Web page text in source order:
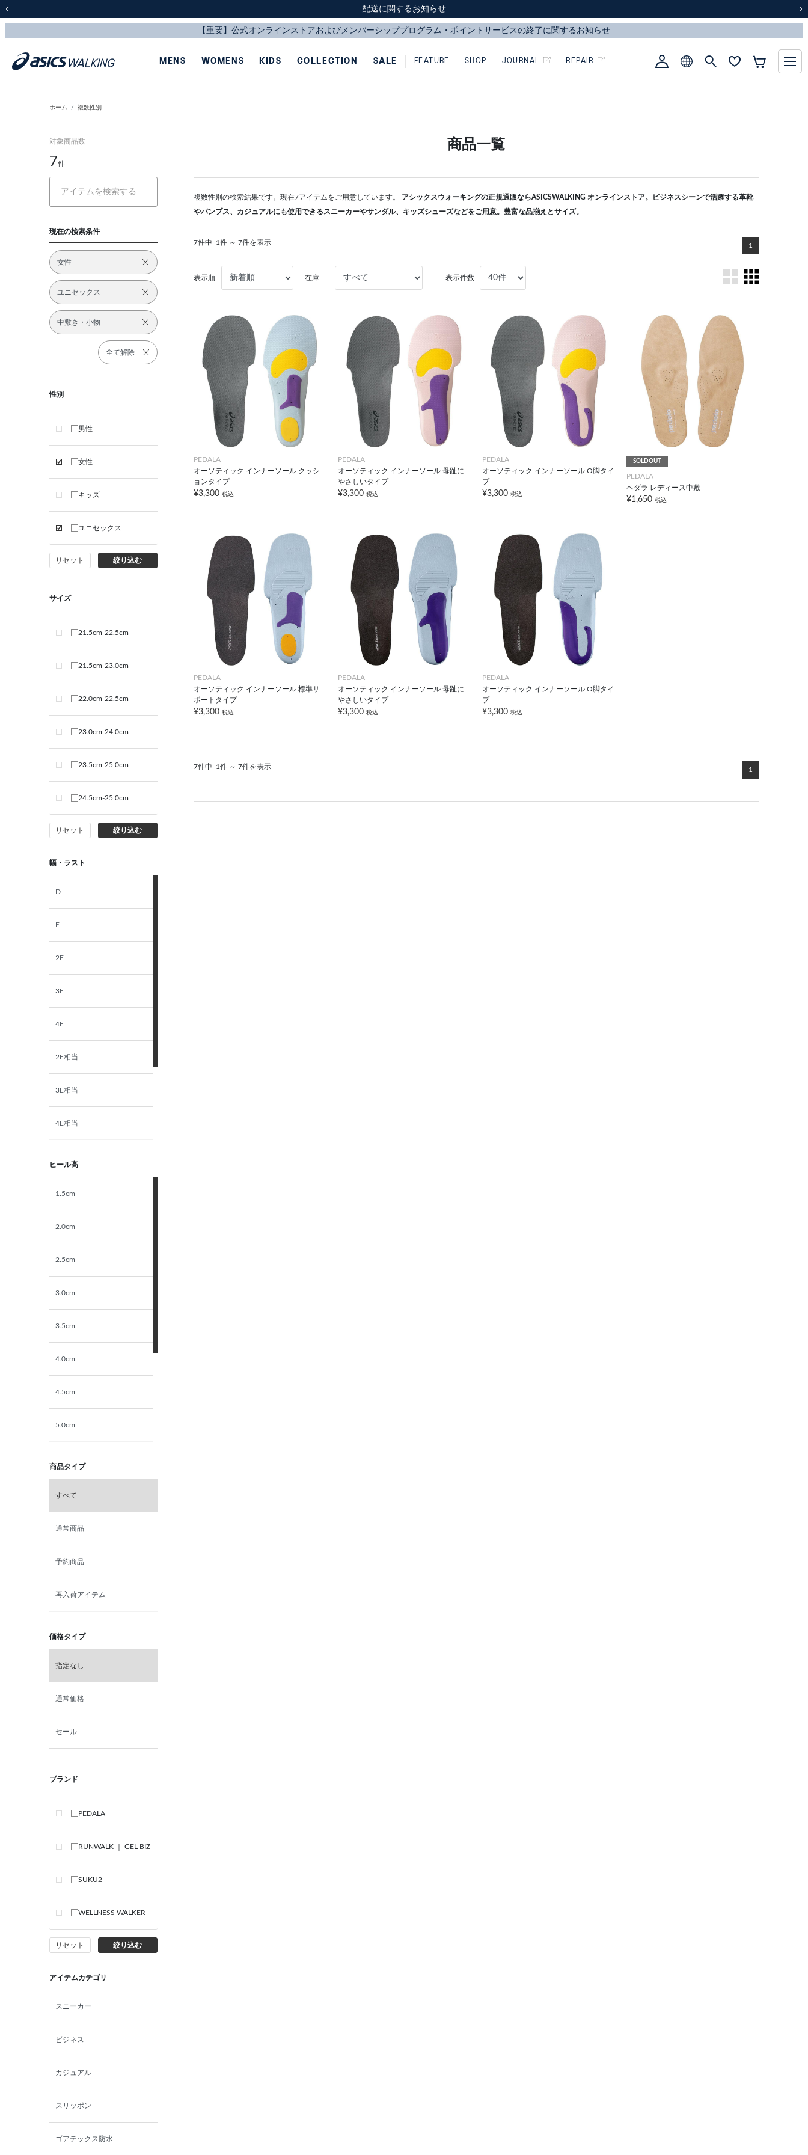
スクスク（SUKU2）価格改定のお知らせ
配送に関するお知らせ
スクスク（SUKU2）価格改定のお知らせ
配送に関するお知らせ
MENS WOMENS KIDS COLLECTION SALE FEATURE SHOP JOURNAL REPAIR
ホーム 複数性別
対象商品数
7件
現在の検索条件
女性
ユニセックス
中敷き・小物
全て解除
性別
男性
女性
キッズ
ユニセックス
リセット 絞り込む
サイズ
21.5cm-22.5cm
21.5cm-23.0cm
22.0cm-22.5cm
23.0cm-24.0cm
23.5cm-25.0cm
24.5cm-25.0cm
リセット 絞り込む
幅・ラスト
D
E
2E
3E
4E
2E相当
3E相当
4E相当
ヒール高
1.5cm
2.0cm
2.5cm
3.0cm
3.5cm
4.0cm
4.5cm
5.0cm
6.0cm
6.5cm
7.0cm
商品タイプ
すべて
通常商品
予約商品
再入荷アイテム
価格タイプ
指定なし
通常価格
セール
ブランド
PEDALA
RUNWALK ｜ GEL-BIZ
SUKU2
WELLNESS WALKER
リセット 絞り込む
アイテムカテゴリ
スニーカー
ビジネス
カジュアル
スリッポン
ゴアテックス防水
商品一覧
複数性別の検索結果です。現在7アイテムをご用意しています。 アシックスウォーキングの正規通販ならASICSWALKING オンラインストア。ビジネスシーンで活躍する革靴
やパンプス、カジュアルにも使用できるスニーカーやサンダル、キッズシューズなどをご用意。豊富な品揃えとサイズ。
7件中 1件 ～ 7件を表示 1
表示順 在庫 表示件数
PEDALA
オーソティック インナーソール クッシ
ョンタイプ
¥3,300 税込
PEDALA
オーソティック インナーソール 母趾に
やさしいタイプ
¥3,300 税込
PEDALA
オーソティック インナーソール O脚タイ
プ
¥3,300 税込
SOLDOUT
PEDALA
ペダラ レディース中敷
¥1,650 税込
PEDALA
オーソティック インナーソール 標準サ
ポートタイプ
¥3,300 税込
PEDALA
オーソティック インナーソール 母趾に
やさしいタイプ
¥3,300 税込
PEDALA
オーソティック インナーソール O脚タイ
プ
¥3,300 税込
7件中 1件 ～ 7件を表示 1